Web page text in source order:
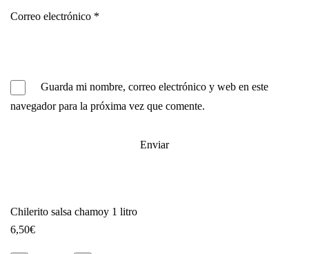
Correo electrónico *
Guarda mi nombre, correo electrónico y web en este
navegador para la próxima vez que comente.
Chilerito salsa chamoy 1 litro
6,50€